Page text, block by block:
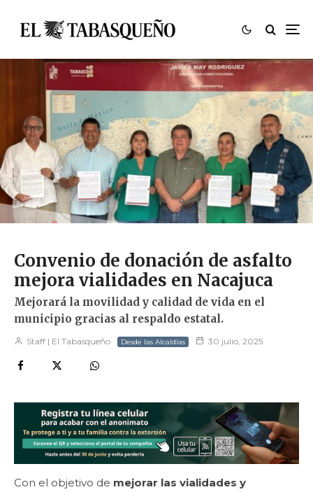
Convenio de donación de asfalto
mejora vialidades en Nacajuca
Mejorará la movilidad y calidad de vida en el
municipio gracias al respaldo estatal.
Staff | El Tabasqueño Desde las Alcaldías 30 julio, 2025
Con el objetivo de mejorar las vialidades y